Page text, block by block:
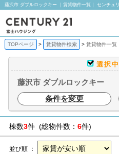
藤沢市 ダブルロックキー ｜賃貸物件一覧｜ センチュ
TOPページ 賃貸物件検索 賃貸物件一覧
選択
藤沢市 ダブルロックキー
条件を変更
棟数3件 (総物件数： 6件)
並び順 ：